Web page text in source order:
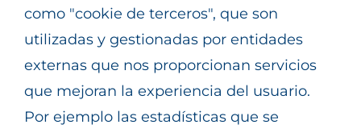
como "cookie de terceros", que son
utilizadas y gestionadas por entidades
externas que nos proporcionan servicios
que mejoran la experiencia del usuario.
Por ejemplo las estadísticas que se